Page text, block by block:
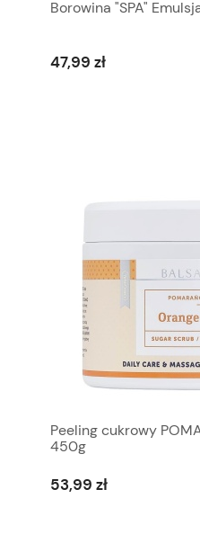
Borowina "SPA"
47,99 zł
Peeling cukrowy
450g
53,99 zł